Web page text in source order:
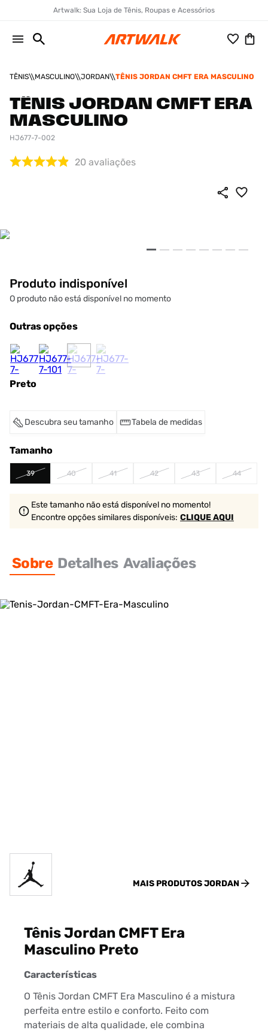
Artwalk: Sua Loja de Tênis, Roupas e Acessórios
TÊNIS MASCULINO JORDAN TÊNIS JORDAN CMFT ERA MASCULINO
TÊNIS JORDAN CMFT ERA
MASCULINO
HJ677-7-002
20 avaliações
Produto indisponível
O produto não está disponível no momento
Outras opções
Preto
Descubra seu tamanho Tabela de medidas
Tamanho
39 40 41 42 43 44
Este tamanho não está disponível no momento!
Encontre opções similaresdisponíveis: CLIQUE AQUI
Sobre Detalhes Avaliações
MAIS PRODUTOSJORDAN
Tênis Jordan CMFT Era
Masculino Preto
Características
O Tênis Jordan CMFT Era Masculino é a mistura
perfeita entre estilo e conforto. Feito com
materiais de alta qualidade, ele combina